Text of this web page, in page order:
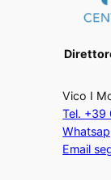
Vico I
Tel. +39
Email